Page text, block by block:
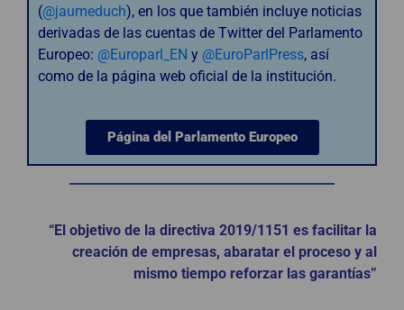
(@jaumeduch), en los que también incluye noticias
derivadas de las cuentas de Twitter del Parlamento
Europeo: @Europarl_EN y @EuroParlPress, así
como de la página web oficial de la institución.
Página del Parlamento Europeo
“El objetivo de la directiva 2019/1151 es facilitar la
creación de empresas, abaratar el proceso y al
mismo tiempo reforzar las garantías”